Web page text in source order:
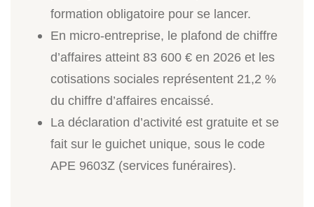
formation obligatoire pour se lancer.
En micro-entreprise, le plafond de chiffre
d’affaires atteint 83 600 € en 2026 et les
cotisations sociales représentent 21,2 %
du chiffre d’affaires encaissé.
La déclaration d’activité est gratuite et se
fait sur le guichet unique, sous le code
APE 9603Z (services funéraires).